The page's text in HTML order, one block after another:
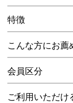
特徴
こんな方にお薦
会員区分
ご利用いただけ